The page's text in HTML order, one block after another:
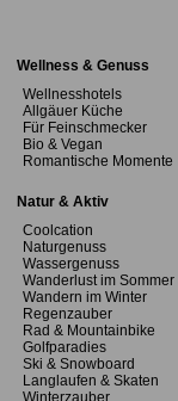
Wellness & Genuss
Wellnesshotels
Allgäuer Küche
Für Feinschmecker
Bio & Vegan
Romantische Momente
Natur & Aktiv
Coolcation
Naturgenuss
Wassergenuss
Wanderlust im Sommer
Wandern im Winter
Regenzauber
Rad & Mountainbike
Golfparadies
Ski & Snowboard
Langlaufen & Skaten
Winterzauber